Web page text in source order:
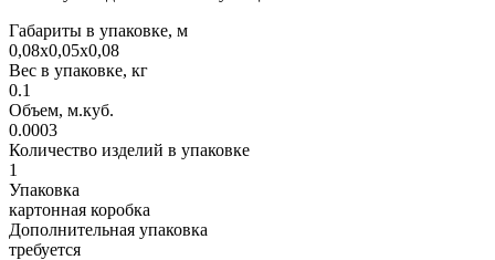
Габариты в упаковке, м
0,08х0,05х0,08
Вес в упаковке, кг
0.1
Объем, м.куб.
0.0003
Количество изделий в упаковке
1
Упаковка
картонная коробка
Дополнительная упаковка
требуется